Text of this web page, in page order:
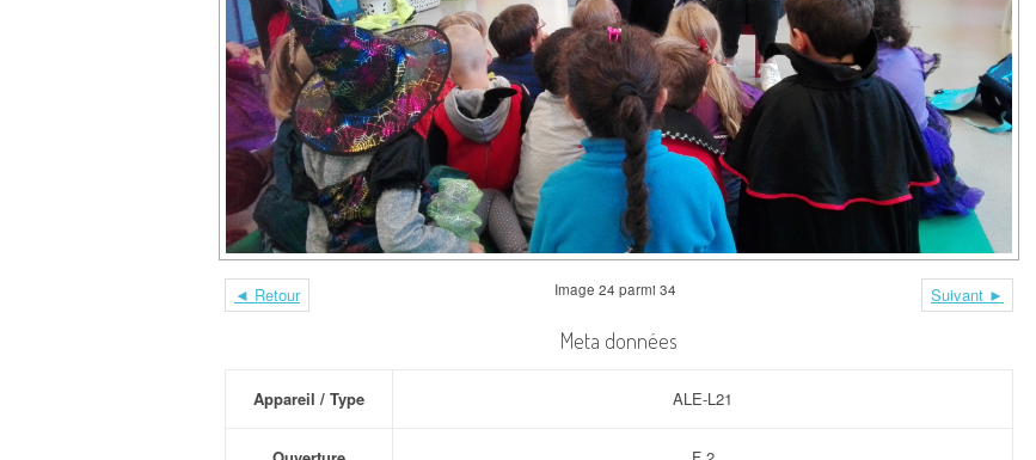
ASSOCIATION DES
PARENTS
TÉLÉCHARGER
◄ Retour Suivant ►
Image 24 parmi 34
Meta données
Appareil / Type ALE-L21